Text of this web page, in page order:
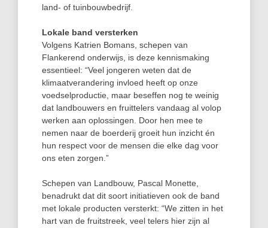
land- of tuinbouwbedrijf.
Lokale band versterken
Volgens Katrien Bomans, schepen van
Flankerend onderwijs, is deze kennismaking
essentieel: “Veel jongeren weten dat de
klimaatverandering invloed heeft op onze
voedselproductie, maar beseffen nog te weinig
dat landbouwers en fruittelers vandaag al volop
werken aan oplossingen. Door hen mee te
nemen naar de boerderij groeit hun inzicht én
hun respect voor de mensen die elke dag voor
ons eten zorgen.”
Schepen van Landbouw, Pascal Monette,
benadrukt dat dit soort initiatieven ook de band
met lokale producten versterkt: “We zitten in het
hart van de fruitstreek, veel telers hier zijn al